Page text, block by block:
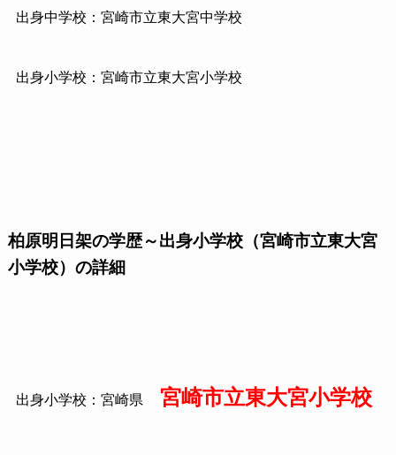
出身中学校：宮崎市立東大宮中学校
出身小学校：宮崎市立東大宮小学校
柏原明日架の学歴～出身小学校（宮崎市立東大宮
小学校）の詳細
出身小学校：宮崎県 宮崎市立東大宮小学校